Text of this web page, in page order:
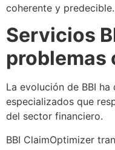
coherente y predecible.
Servicios
problemas
La evolución de BBI
especializados que
del sector financiero.
BBI ClaimOptimizer